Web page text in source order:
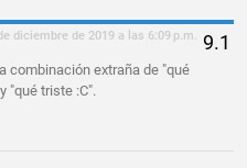
diciembre de 2019 a las 6:09 p.m.
combinación extraña de "qué
"qué triste :C".